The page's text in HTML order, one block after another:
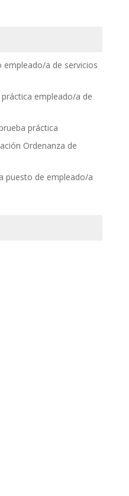
a de servicios
empleado/a de
práctica
Ordenanza de
puesto de empleado/a